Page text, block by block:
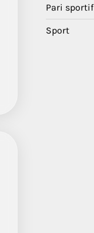
Pari sportif
Sport